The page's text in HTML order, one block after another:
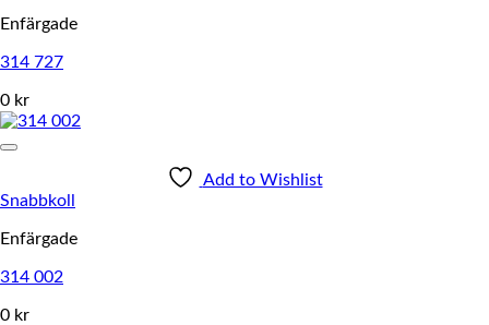
Enfärgade
314 727
0 kr
Add to Wishlist
Snabbkoll
Enfärgade
314 002
0 kr